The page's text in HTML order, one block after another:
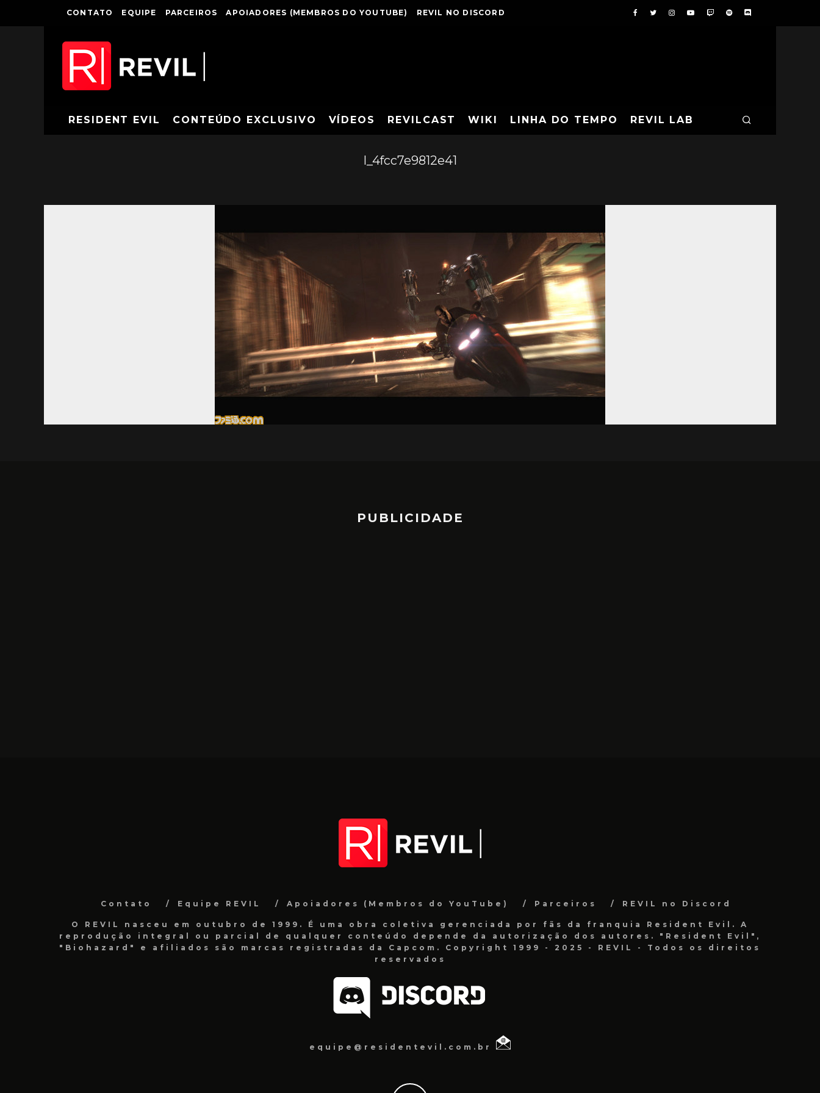
CONTATO EQUIPE PARCEIROS APOIADORES (MEMBROS DO YOUTUBE) REVIL NO DISCORD
RESIDENT EVIL CONTEÚDO EXCLUSIVO VÍDEOS REVILCAST WIKI LINHA DO TEMPO REVIL LAB
l_4fcc7e9812e41
PUBLICIDADE
Contato Equipe REVIL Apoiadores (Membros do YouTube) Parceiros REVIL no Discord
O REVIL nasceu em outubro de 1999. É uma obra coletiva gerenciada por fãs da franquia Resident Evil. A
reprodução integral ou parcial de qualquer conteúdo depende da autorização dos autores. "Resident Evil",
"Biohazard" e afiliados são marcas registradas da Capcom. Copyright 1999 - 2025 - REVIL - Todos os direitos
reservados
equipe@residentevil.com.br